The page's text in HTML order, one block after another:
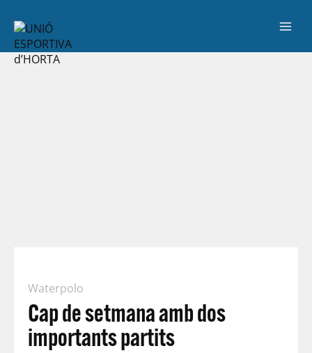
Waterpolo
Cap de setmana amb dos
importants partits